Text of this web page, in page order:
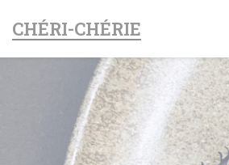
CHÉRI-CHÉRIE